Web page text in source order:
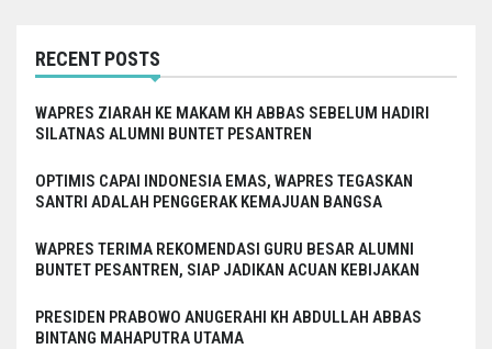
RECENT POSTS
WAPRES ZIARAH KE MAKAM KH ABBAS SEBELUM HADIRI
SILATNAS ALUMNI BUNTET PESANTREN
OPTIMIS CAPAI INDONESIA EMAS, WAPRES TEGASKAN
SANTRI ADALAH PENGGERAK KEMAJUAN BANGSA
WAPRES TERIMA REKOMENDASI GURU BESAR ALUMNI
BUNTET PESANTREN, SIAP JADIKAN ACUAN KEBIJAKAN
PRESIDEN PRABOWO ANUGERAHI KH ABDULLAH ABBAS
BINTANG MAHAPUTRA UTAMA